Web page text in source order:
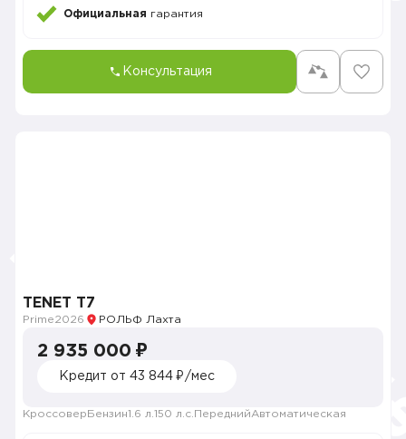
Официальная гарантия
Консультация
TENET T7
Prime2026 РОЛЬФ Лахта
2 935 000 ₽
Кредит от 43 844 ₽/мес
Кроссовер Бензин1.6 л. 150 л.с. ПереднийАвтоматическая